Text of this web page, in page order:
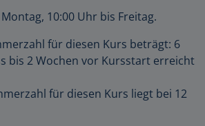
10:00 Uhr bis Freitag.
für diesen Kurs beträgt: 6
bis 2 Wochen vor Kursstart erreicht
für diesen Kurs liegt bei 12